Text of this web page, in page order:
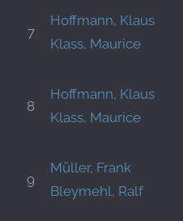
7
Hoffmann, Klaus
Klass, Maurice
8
Hoffmann, Klaus
Klass, Maurice
9
Müller, Frank
Bleymehl, Ralf